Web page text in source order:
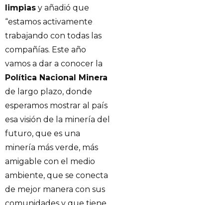
limpias y añadió que
“estamos activamente
trabajando con todas las
compañías. Este año
vamos a dar a conocer la
Política Nacional Minera
de largo plazo, donde
esperamos mostrar al país
esa visión de la minería del
futuro, que es una
minería más verde, más
amigable con el medio
ambiente, que se conecta
de mejor manera con sus